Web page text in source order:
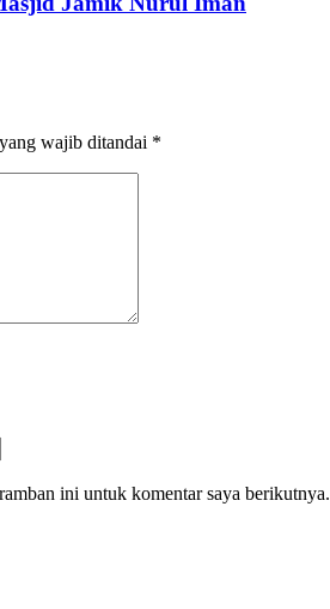
wajib ditandai *
ini untuk komentar saya berikutnya.